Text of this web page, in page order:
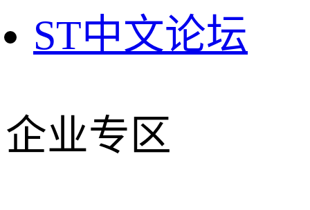
ST中文论坛
企业专区